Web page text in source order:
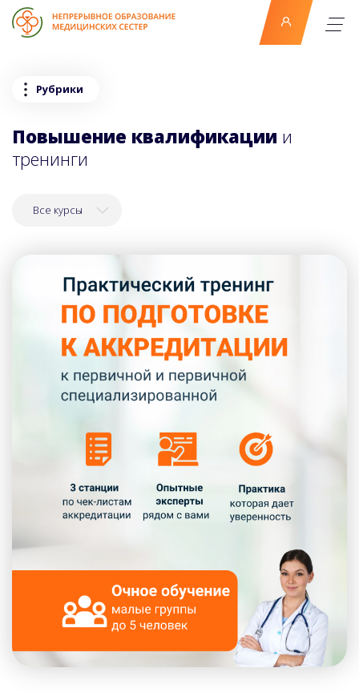
Рубрики
Повышение квалификации и
тренинги
Все курсы